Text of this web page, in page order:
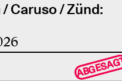
Caruso / Zünd: